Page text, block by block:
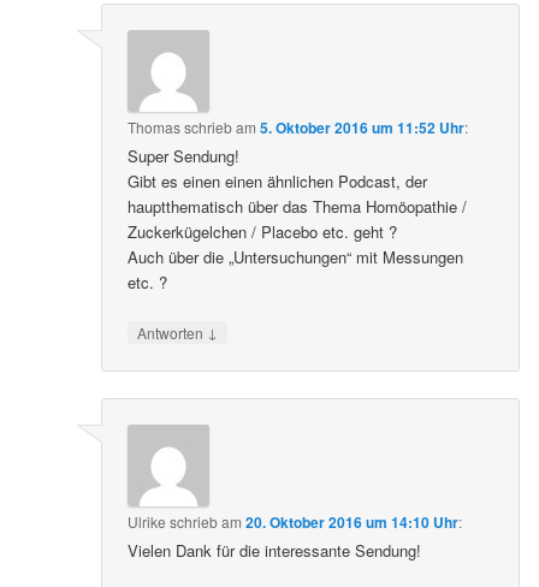
Thomasschriebam5. Oktober 2016 um 11:52 Uhr:
Super Sendung!
Gibt es einen einen ähnlichen Podcast, der
hauptthematisch über das Thema Homöopathie /
Zuckerkügelchen / Placebo etc. geht ?
Auch über die „Untersuchungen“ mit Messungen
etc. ?
Antworten ↓
Ulrike schriebam20. Oktober 2016 um 14:10 Uhr:
Vielen Dank für die interessante Sendung!